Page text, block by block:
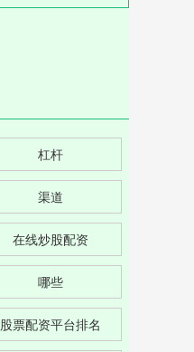
杠杆
渠道
在线炒股配资
哪些
股票配资平台排名